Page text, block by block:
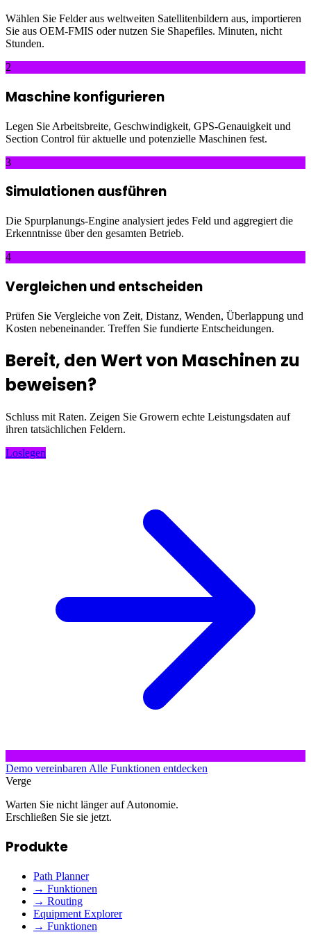
Wählen Sie Felder aus weltweiten Satellitenbildern aus, importieren
Sie aus OEM-FMIS oder nutzen Sie Shapefiles. Minuten, nicht
Stunden.
2
Maschine konfigurieren
Legen Sie Arbeitsbreite, Geschwindigkeit, GPS-Genauigkeit und
Section Control für aktuelle und potenzielle Maschinen fest.
3
Simulationen ausführen
Die Spurplanungs-Engine analysiert jedes Feld und aggregiert die
Erkenntnisse über den gesamten Betrieb.
4
Vergleichen und entscheiden
Prüfen Sie Vergleiche von Zeit, Distanz, Wenden, Überlappung und
Kosten nebeneinander. Treffen Sie fundierte Entscheidungen.
Bereit, den Wert von Maschinen zu
beweisen?
Schluss mit Raten. Zeigen Sie Growern echte Leistungsdaten auf
ihren tatsächlichen Feldern.
Loslegen
Demo vereinbaren Alle Funktionen entdecken
Verge
Warten Sie nicht länger auf Autonomie.
Erschließen Sie sie jetzt.
Produkte
Path Planner
→ Funktionen
→ Routing
Equipment Explorer
→ Funktionen